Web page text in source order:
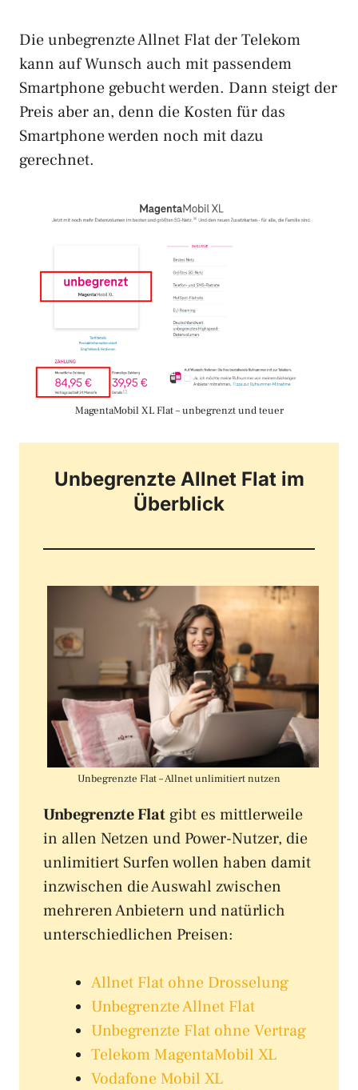
Die unbegrenzte Allnet Flat der Telekom
kann auf Wunsch auch mit passendem
Smartphone gebucht werden. Dann steigt der
Preis aber an, denn die Kosten für das
Smartphone werden noch mit dazu
gerechnet.
MagentaMobil XL Flat – unbegrenzt und teuer
Unbegrenzte Allnet Flat im
Überblick
Unbegrenzte Flat – Allnet unlimitiert nutzen
Unbegrenzte Flat gibt es mittlerweile
in allen Netzen und Power-Nutzer, die
unlimitiert Surfen wollen haben damit
inzwischen die Auswahl zwischen
mehreren Anbietern und natürlich
unterschiedlichen Preisen:
Allnet Flat ohne Drosselung
Unbegrenzte Allnet Flat
Unbegrenzte Flat ohne Vertrag
Telekom MagentaMobil XL
Vodafone Mobil XL